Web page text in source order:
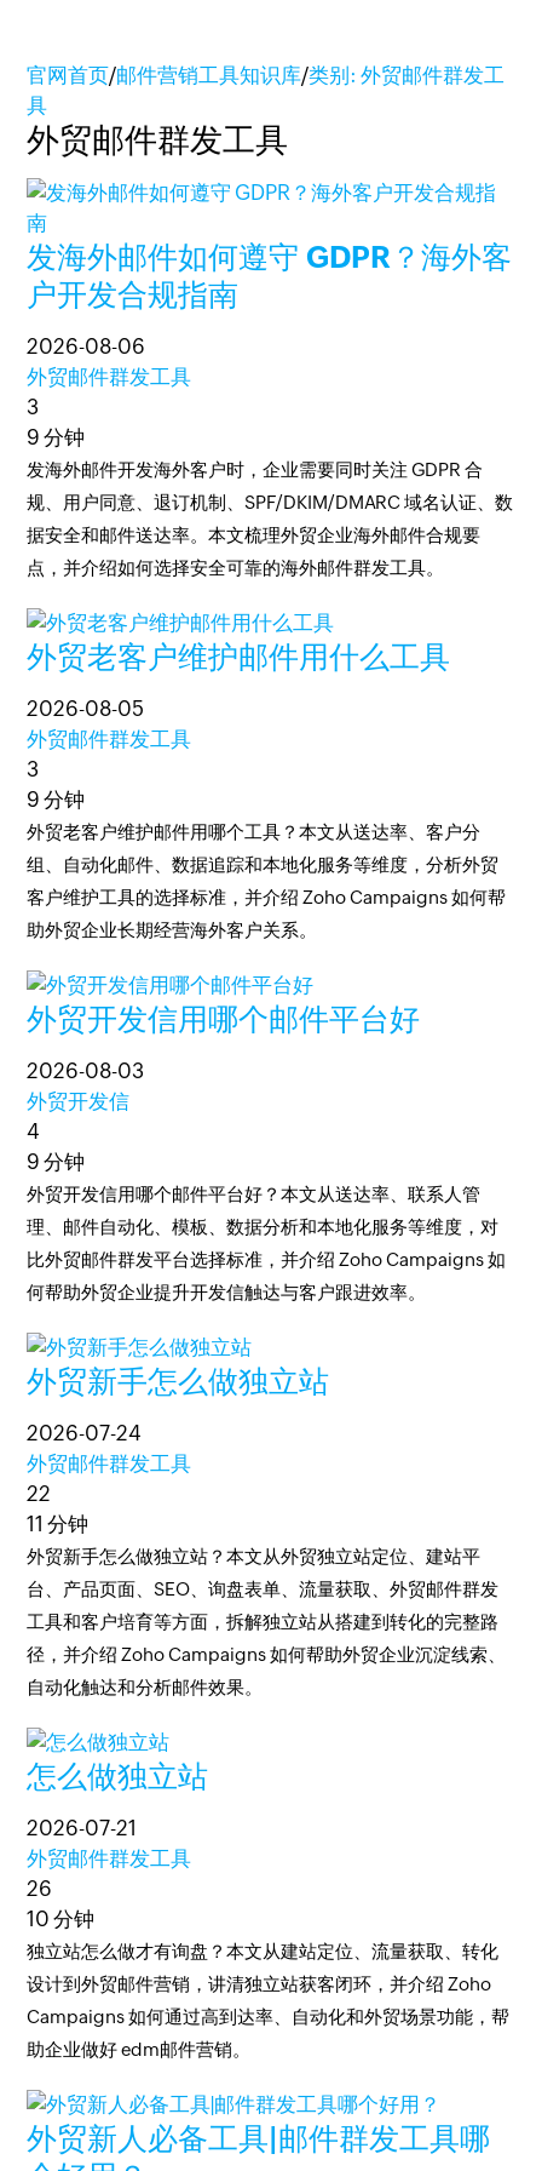
官网首页/邮件营销工具知识库/类别: 外贸邮件群发工
具
外贸邮件群发工具
发海外邮件如何遵守 GDPR？海外客
户开发合规指南
2026-08-06
外贸邮件群发工具
3
9 分钟
发海外邮件开发海外客户时，企业需要同时关注 GDPR 合
规、用户同意、退订机制、SPF/DKIM/DMARC 域名认证、数
据安全和邮件送达率。本文梳理外贸企业海外邮件合规要
点，并介绍如何选择安全可靠的海外邮件群发工具。
外贸老客户维护邮件用什么工具
2026-08-05
外贸邮件群发工具
3
9 分钟
外贸老客户维护邮件用哪个工具？本文从送达率、客户分
组、自动化邮件、数据追踪和本地化服务等维度，分析外贸
客户维护工具的选择标准，并介绍 Zoho Campaigns 如何帮
助外贸企业长期经营海外客户关系。
外贸开发信用哪个邮件平台好
2026-08-03
外贸开发信
4
9 分钟
外贸开发信用哪个邮件平台好？本文从送达率、联系人管
理、邮件自动化、模板、数据分析和本地化服务等维度，对
比外贸邮件群发平台选择标准，并介绍 Zoho Campaigns 如
何帮助外贸企业提升开发信触达与客户跟进效率。
外贸新手怎么做独立站
2026-07-24
外贸邮件群发工具
22
11 分钟
外贸新手怎么做独立站？本文从外贸独立站定位、建站平
台、产品页面、SEO、询盘表单、流量获取、外贸邮件群发
工具和客户培育等方面，拆解独立站从搭建到转化的完整路
径，并介绍 Zoho Campaigns 如何帮助外贸企业沉淀线索、
自动化触达和分析邮件效果。
怎么做独立站
2026-07-21
外贸邮件群发工具
26
10 分钟
独立站怎么做才有询盘？本文从建站定位、流量获取、转化
设计到外贸邮件营销，讲清独立站获客闭环，并介绍 Zoho
Campaigns 如何通过高到达率、自动化和外贸场景功能，帮
助企业做好 edm邮件营销。
外贸新人必备工具|邮件群发工具哪